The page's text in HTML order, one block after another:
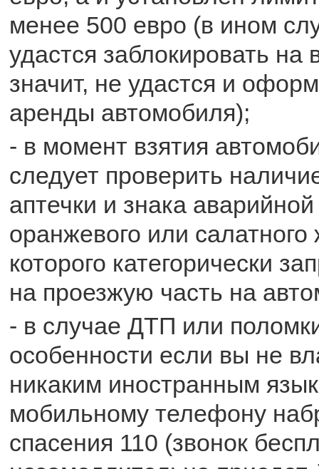
менее 500 евро (в ином
удастся заблокировать на
значит, не удастся и
аренды автомобиля);
- в момент взятия
следует проверить
аптечки и знака
оранжевого или салатного
которого категорически
на проезжую часть на
- в случае ДТП или
особенности если вы не
никаким иностранным
мобильному телефону
спасения 110 (звонок